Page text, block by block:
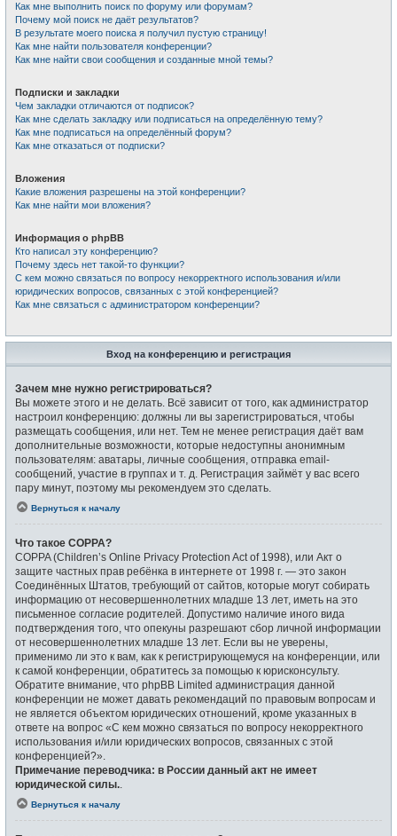
Как мне выполнить поиск по форуму или форумам?
Почему мой поиск не даёт результатов?
В результате моего поиска я получил пустую страницу!
Как мне найти пользователя конференции?
Как мне найти свои сообщения и созданные мной темы?
Подписки и закладки
Чем закладки отличаются от подписок?
Как мне сделать закладку или подписаться на определённую тему?
Как мне подписаться на определённый форум?
Как мне отказаться от подписки?
Вложения
Какие вложения разрешены на этой конференции?
Как мне найти мои вложения?
Информация о phpBB
Кто написал эту конференцию?
Почему здесь нет такой-то функции?
С кем можно связаться по вопросу некорректного использования и/или
юридических вопросов, связанных с этой конференцией?
Как мне связаться с администратором конференции?
Вход на конференцию и регистрация
Зачем мне нужно регистрироваться?
Вы можете этого и не делать. Всё зависит от того, как администратор
настроил конференцию: должны ли вы зарегистрироваться, чтобы
размещать сообщения, или нет. Тем не менее регистрация даёт вам
дополнительные возможности, которые недоступны анонимным
пользователям: аватары, личные сообщения, отправка email-
сообщений, участие в группах и т. д. Регистрация займёт у вас всего
пару минут, поэтому мы рекомендуем это сделать.
Вернуться к началу
Что такое COPPA?
COPPA (Children’s Online Privacy Protection Act of 1998), или Акт о
защите частных прав ребёнка в интернете от 1998 г. — это закон
Соединённых Штатов, требующий от сайтов, которые могут собирать
информацию от несовершеннолетних младше 13 лет, иметь на это
письменное согласие родителей. Допустимо наличие иного вида
подтверждения того, что опекуны разрешают сбор личной информации
от несовершеннолетних младше 13 лет. Если вы не уверены,
применимо ли это к вам, как к регистрирующемуся на конференции, или
к самой конференции, обратитесь за помощью к юрисконсульту.
Обратите внимание, что phpBB Limited администрация данной
конференции не может давать рекомендаций по правовым вопросам и
не является объектом юридических отношений, кроме указанных в
ответе на вопрос «С кем можно связаться по вопросу некорректного
использования и/или юридических вопросов, связанных с этой
конференцией?».
Примечание переводчика: в России данный акт не имеет
юридической силы.
Вернуться к началу